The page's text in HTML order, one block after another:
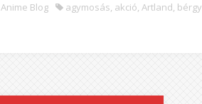
Anime Blog agymosás, akció, Artland,